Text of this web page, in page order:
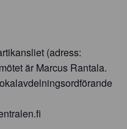
(adress:
är Marcus Rantala.